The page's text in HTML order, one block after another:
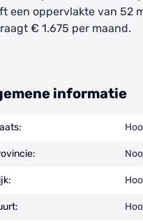
een oppervlakte van 52
€ 1.675 per maand.
informatie